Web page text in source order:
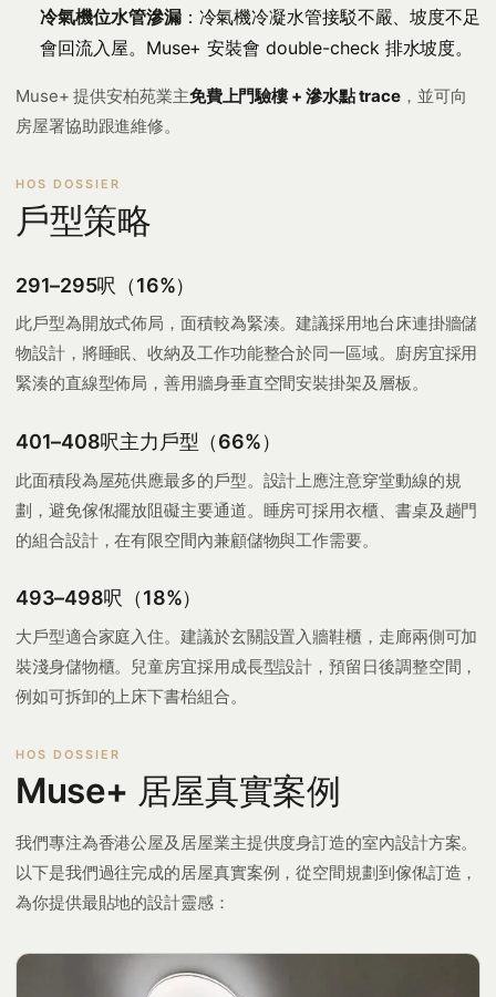
冷氣機位水管滲漏：冷氣機冷凝水管接駁不嚴、坡度不足
會回流入屋。Muse+ 安裝會 double-check 排水坡度。
Muse+ 提供安柏苑業主免費上門驗樓 + 滲水點 trace ，並可向
房屋署協助跟進維修。
戶型策略
291–295呎（16%）
此戶型為開放式佈局，面積較為緊湊。建議採用地台床連掛牆儲
物設計，將睡眠、收納及工作功能整合於同一區域。廚房宜採用
緊湊的直線型佈局，善用牆身垂直空間安裝掛架及層板。
401–408呎主力戶型（66%）
此面積段為屋苑供應最多的戶型。設計上應注意穿堂動線的規
劃，避免傢俬擺放阻礙主要通道。睡房可採用衣櫃、書桌及趟門
的組合設計，在有限空間內兼顧儲物與工作需要。
493–498呎（18%）
大戶型適合家庭入住。建議於玄關設置入牆鞋櫃，走廊兩側可加
裝淺身儲物櫃。兒童房宜採用成長型設計，預留日後調整空間，
例如可拆卸的上床下書枱組合。
Muse+ 居屋真實案例
我們專注為香港公屋及居屋業主提供度身訂造的室內設計方案。
以下是我們過往完成的居屋真實案例，從空間規劃到傢俬訂造，
為你提供最貼地的設計靈感：